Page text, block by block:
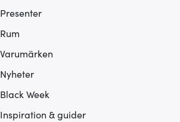
Presenter
Rum
Varumärken
Nyheter
Black Week
Inspiration & guider